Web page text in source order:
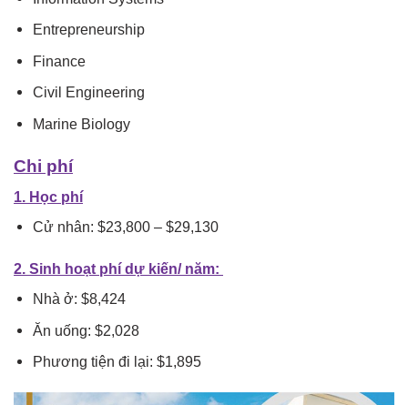
Entrepreneurship
Finance
Civil Engineering
Marine Biology
Chi phí
1. Học phí
Cử nhân: $23,800 – $29,130
2. Sinh hoạt phí dự kiến/ năm:
Nhà ở: $8,424
Ăn uống: $2,028
Phương tiện đi lại: $1,895